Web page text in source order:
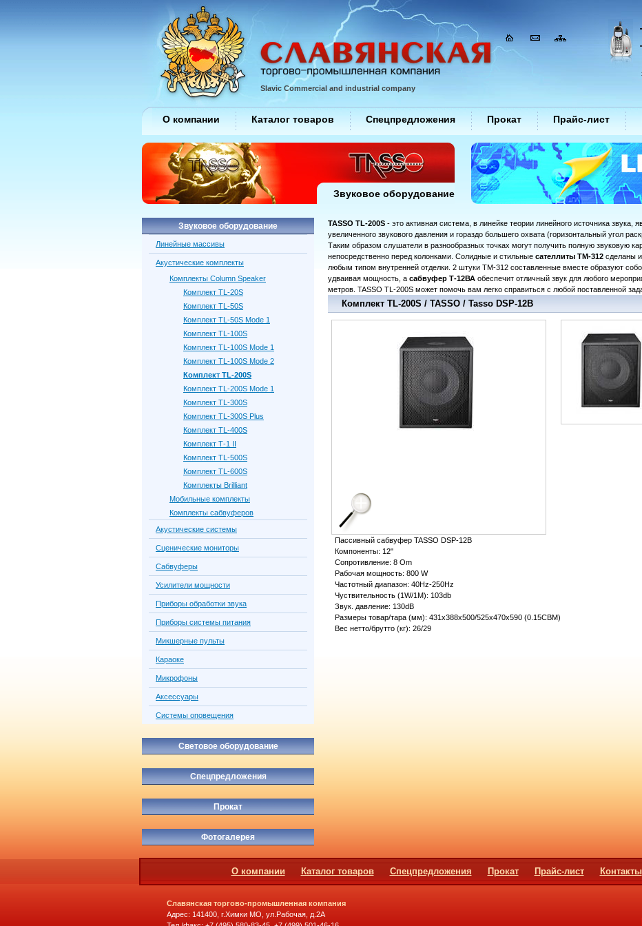
TASSO TL-200S - это активная система, в линейке теории линейного источника звука,
увеличенного звукового давления и гораздо большего охвата (горизонтальный угол
Таким образом слушатели в разнообразных точках могут получить полную звуковую
непосредственно перед колонками. Солидные и стильные сателлиты ТМ-312 сделаны
любым типом внутренней отделки. 2 штуки ТМ-312 составленные вместе образуют
удваивая мощность, а сабвуфер Т-12ВА обеспечит отличный звук для любого
метров. TASSO TL-200S может помочь вам легко справиться с любой поставленной
Комплект TL-200S / TASSO / Tasso DSP-12B
Пассивный cабвуфер TASSO DSP-12B
Компоненты: 12"
Сопротивление: 8 Om
Рабочая мощность: 800 W
Частотный диапазон: 40Hz-250Hz
Чуствительность (1W/1M): 103db
Звук. давление: 130dB
Размеры товар/тара (мм): 431х388х500/525х470х590 (0.15CBM)
Вес нетто/брутто (кг): 26/29
Звуковое оборудование
Линейные массивы
Акустические комплекты
Комплекты Column Speaker
Комплект TL-20S
Комплект TL-50S
Комплект TL-50S Mode 1
Комплект TL-100S
Комплект TL-100S Mode 1
Комплект TL-100S Mode 2
Комплект TL-200S
Комплект TL-200S Mode 1
Комплект TL-300S
Комплект TL-300S Plus
Комплект TL-400S
Комплект Т-1 II
Комплект TL-500S
Комплект TL-600S
Комплекты Brilliant
Мобильные комплекты
Комплекты сабвуферов
Акустические системы
Сценические мониторы
Сабвуферы
Усилители мощности
Приборы обработки звука
Приборы системы питания
Микшерные пульты
Караоке
Микрофоны
Аксессуары
Системы оповещения
Световое оборудование
Спецпредложения
Прокат
Фотогалерея
Slavic Commercial and industrial company
О компании Каталог товаров Спецпредложения Прокат Прайс-лист
Звуковое оборудование
О компании Каталог товаров Спецпредложения Прокат Прайс-лист Контакты
Славянская торгово-промышленная компания
Адрес: 141400, г.Химки МО, ул.Рабочая, д.2А